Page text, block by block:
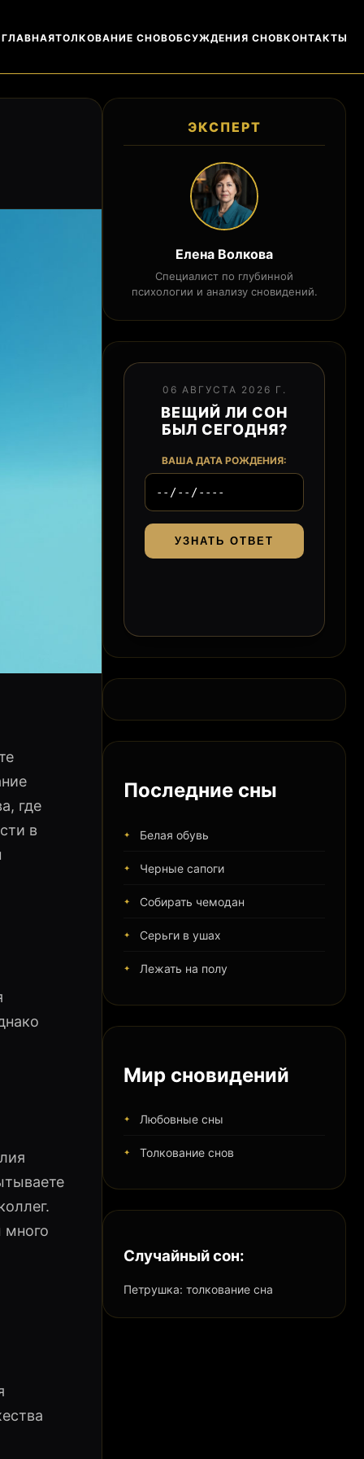
ГЛАВНАЯТОЛКОВАНИЕ СНОВОБСУЖДЕНИЯ СНОВКОНТАКТЫ
где
в
много
ЭКСПЕРТ
Елена Волкова
Специалист по глубинной
психологии и анализу сновидений.
06 АВГУСТА 2026 Г.
ВЕЩИЙ ЛИ СОН
БЫЛ СЕГОДНЯ?
ВАША ДАТА РОЖДЕНИЯ:
УЗНАТЬ ОТВЕТ
Последние сны
Белая обувь
Черные сапоги
Собирать чемодан
Серьги в ушах
Лежать на полу
Мир сновидений
Любовные сны
Толкование снов
Случайный сон:
Петрушка: толкование сна